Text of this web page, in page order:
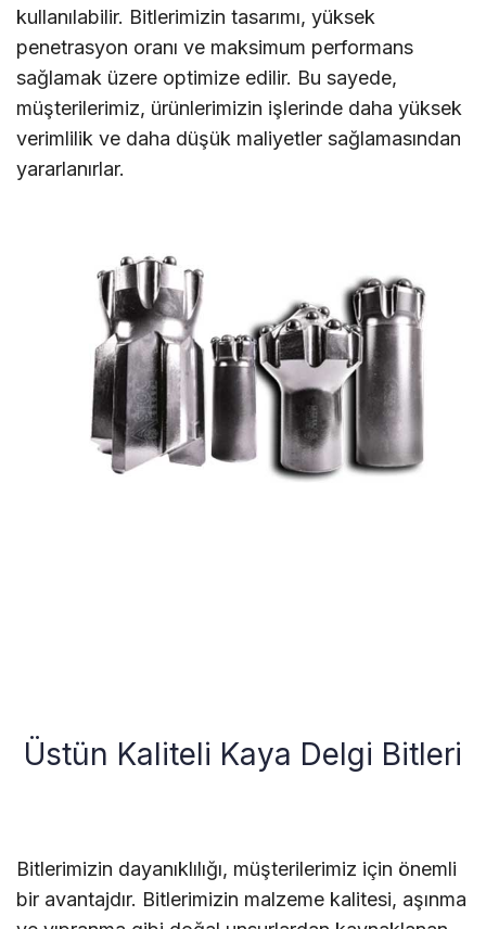
kullanılabilir. Bitlerimizin tasarımı, yüksek
penetrasyon oranı ve maksimum performans
sağlamak üzere optimize edilir. Bu sayede,
müşterilerimiz, ürünlerimizin işlerinde daha yüksek
verimlilik ve daha düşük maliyetler sağlamasından
yararlanırlar.
Üstün Kaliteli Kaya Delgi Bitleri
Bitlerimizin dayanıklılığı, müşterilerimiz için önemli
bir avantajdır. Bitlerimizin malzeme kalitesi, aşınma